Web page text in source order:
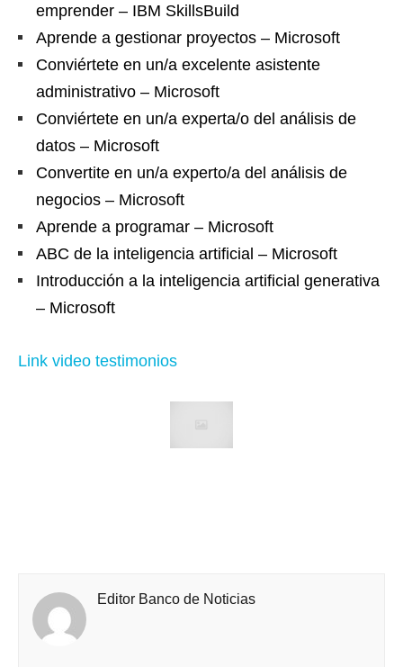
emprender – IBM SkillsBuild
Aprende a gestionar proyectos – Microsoft
Conviértete en un/a excelente asistente
administrativo – Microsoft
Conviértete en un/a experta/o del análisis de
datos – Microsoft
Convertite en un/a experto/a del análisis de
negocios – Microsoft
Aprende a programar – Microsoft
ABC de la inteligencia artificial – Microsoft
Introducción a la inteligencia artificial generativa
– Microsoft
Link video testimonios
Editor Banco de Noticias